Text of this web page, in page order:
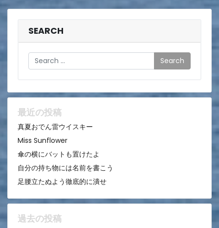
ョ
ン
SEARCH
Search
最近の投稿
真夏おでん雷ウイスキー
Miss Sunflower
傘の横にバットも置けたよ
自分の持ち物には名前を書こう
足腰立たぬよう徹底的に潰せ
過去の投稿